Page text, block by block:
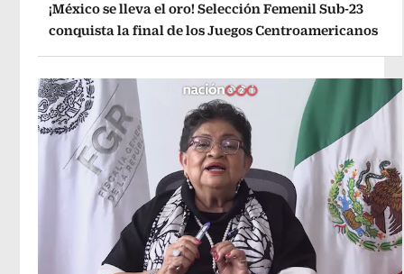
¡México se lleva el oro! Selección Femenil Sub-23
conquista la final de los Juegos Centroamericanos